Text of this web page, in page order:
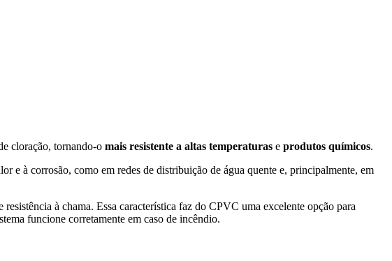
cloração, tornando-o mais resistente a altas temperaturas e produtos químicos.
e à corrosão, como em redes de distribuição de água quente e, principalmente, em
à chama. Essa característica faz do CPVC uma excelente opção para
funcione corretamente em caso de incêndio.